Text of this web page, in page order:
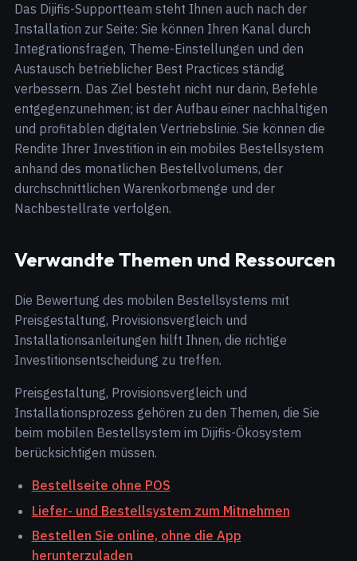
Das Dijifis-Supportteam steht Ihnen auch nach der
Installation zur Seite: Sie können Ihren Kanal durch
Integrationsfragen, Theme-Einstellungen und den
Austausch betrieblicher Best Practices ständig
verbessern. Das Ziel besteht nicht nur darin, Befehle
entgegenzunehmen; ist der Aufbau einer nachhaltigen
und profitablen digitalen Vertriebslinie. Sie können die
Rendite Ihrer Investition in ein mobiles Bestellsystem
anhand des monatlichen Bestellvolumens, der
durchschnittlichen Warenkorbmenge und der
Nachbestellrate verfolgen.
Verwandte Themen und Ressourcen
Die Bewertung des mobilen Bestellsystems mit
Preisgestaltung, Provisionsvergleich und
Installationsanleitungen hilft Ihnen, die richtige
Investitionsentscheidung zu treffen.
Preisgestaltung, Provisionsvergleich und
Installationsprozess gehören zu den Themen, die Sie
beim mobilen Bestellsystem im Dijifis-Ökosystem
berücksichtigen müssen.
Bestellseite ohne POS
Liefer- und Bestellsystem zum Mitnehmen
Bestellen Sie online, ohne die App
herunterzuladen